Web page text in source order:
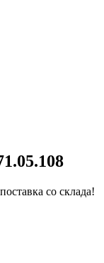
со склада!